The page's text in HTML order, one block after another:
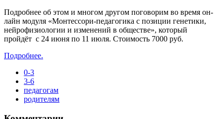
Подробнее об этом и многом другом поговорим во время он-
лайн модуля «Mонтессори-педагогика с позиции генетики,
нейрофизиологии и изменений в обществе», который
пройдёт с 24 июня по 11 июля. Стоимость 7000 руб.
Подробнее.
0-3
3-6
педагогам
родителям